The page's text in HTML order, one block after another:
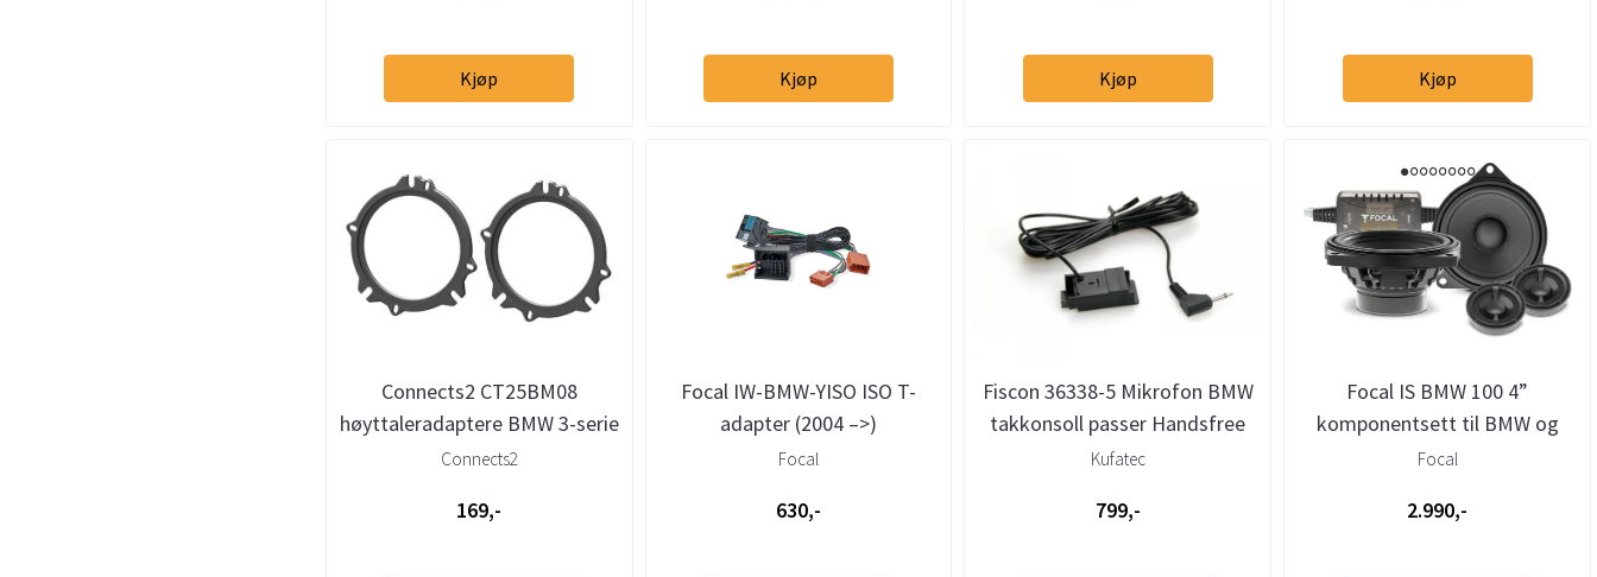
Kjøp Kjøp Kjøp Kjøp
Connects2 CT25BM08
høyttaleradaptere BMW 3-serie
5-serie X1 X3 X5
Connects2
169,-
Focal IW-BMW-YISO ISO T-
adapter (2004 –>)
Focal
630,-
Fiscon 36338-5 Mikrofon BMW
takkonsoll passer Handsfree
med 3,5mm jack
Kufatec
799,-
Focal IS BMW 100 4”
komponentsett til BMW og
MINI
Focal
2.990,-